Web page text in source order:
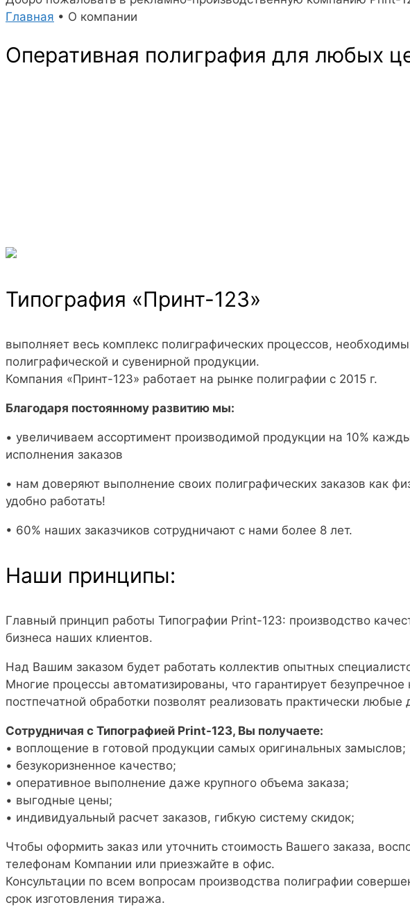
Главная • О компании
Оперативная полиграфия для любых
Типография «Принт-123»
выполняет весь комплекс полиграфических процессов,
полиграфической и сувенирной продукции.
Компания «Принт-123» работает на рынке полиграфии с 2015 г.
Благодаря постоянному развитию мы:
• увеличиваем ассортимент производимой продукции на 10%
исполнения заказов
• нам доверяют выполнение своих полиграфических заказов как
удобно работать!
• 60% наших заказчиков сотрудничают с нами более 8 лет.
Наши принципы:
Главный принцип работы Типографии Print-123: производство
бизнеса наших клиентов.
Над Вашим заказом будет работать коллектив опытных
Многие процессы автоматизированы, что гарантирует
постпечатной обработки позволят реализовать практически
Сотрудничая с Типографией Print-123, Вы получаете:
• воплощение в готовой продукции самых оригинальных замыслов;
• безукоризненное качество;
• оперативное выполнение даже крупного объема заказа;
• выгодные цены;
• индивидуальный расчет заказов, гибкую систему скидок;
Чтобы оформить заказ или уточнить стоимость Вашего заказа,
телефонам Компании или приезжайте в офис.
Консультации по всем вопросам производства полиграфии
срок изготовления тиража.